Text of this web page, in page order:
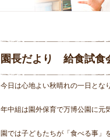
園長だより 給食試食
今日は心地よい秋晴れの一日とな
年中組は園外保育で万博公園に元
園では子どもたちが「食べる事」